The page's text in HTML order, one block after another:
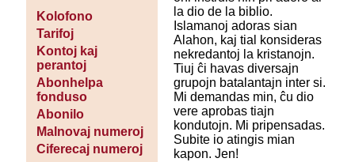
Kolofono
Tarifoj
Kontoj kaj
perantoj
Abonhelpa
fonduso
Abonilo
Malnovaj numeroj
Ciferecaj numeroj
la dio de la biblio.
Islamanoj adoras sian
Alahon, kaj tial konsideras
nekredantoj la kristanojn.
Tiuj ĉi havas diversajn
grupojn batalantajn inter si.
Mi demandas min, ĉu dio
vere aprobas tiajn
kondutojn. Mi pripensadas.
Subite io atingis mian
kapon. Jen!